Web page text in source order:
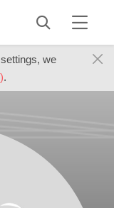
we
.